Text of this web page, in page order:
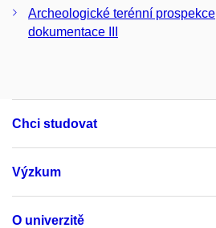
Archeologické terénní
dokumentace III
Chci studovat
Výzkum
O univerzitě